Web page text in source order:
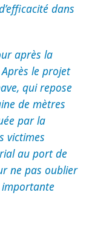
dans
après la
le projet
qui repose
de mètres
par la
victimes
au port de
ne pas oublier